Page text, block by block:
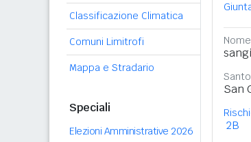
Classificazione Climatica
Comuni Limitrofi
Mappa e Stradario
Speciali
Elezioni Amministrative 2026
San
2B